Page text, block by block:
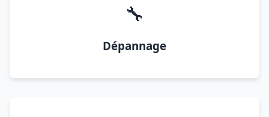
🔧
Dépannage